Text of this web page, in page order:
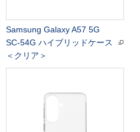
Samsung Galaxy A57 5G
SC-54G ハイブリッドケース
＜クリア＞